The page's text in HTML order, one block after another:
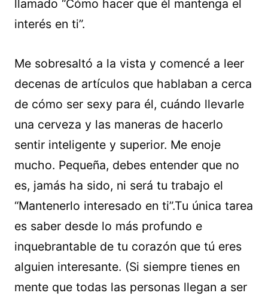
llamado “Cómo hacer que él mantenga el
interés en ti”.
Me sobresaltó a la vista y comencé a leer
decenas de artículos que hablaban a cerca
de cómo ser sexy para él, cuándo llevarle
una cerveza y las maneras de hacerlo
sentir inteligente y superior. Me enoje
mucho. Pequeña, debes entender que no
es, jamás ha sido, ni será tu trabajo el
“Mantenerlo interesado en ti”.Tu única tarea
es saber desde lo más profundo e
inquebrantable de tu corazón que tú eres
alguien interesante. (Si siempre tienes en
mente que todas las personas llegan a ser